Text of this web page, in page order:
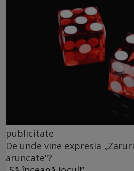
publicitate
De unde vine expresia
aruncate"?